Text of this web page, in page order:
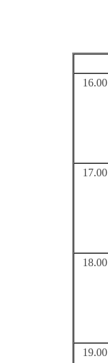
16.00
17.00
18.00
19.00